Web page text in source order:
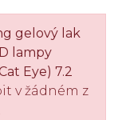
gelový lak
lampy
Eye) 7.2
v žádném z